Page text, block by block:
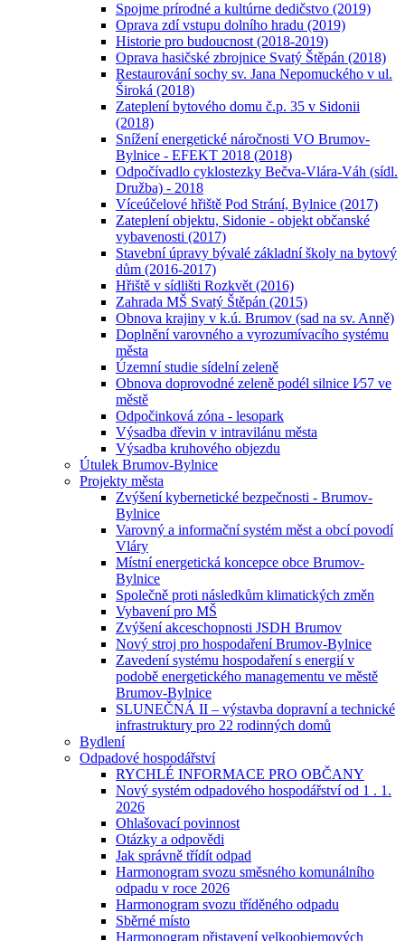
Spojme prírodné a kultúrne dedičstvo (2019)
Oprava zdí vstupu dolního hradu (2019)
Historie pro budoucnost (2018-2019)
Oprava hasičské zbrojnice Svatý Štěpán (2018)
Restaurování sochy sv. Jana Nepomuckého v ul.
Široká (2018)
Zateplení bytového domu č.p. 35 v Sidonii
(2018)
Snížení energetické náročnosti VO Brumov-
Bylnice - EFEKT 2018 (2018)
Odpočívadlo cyklostezky Bečva-Vlára-Váh (sídl.
Družba) - 2018
Víceúčelové hřiště Pod Strání, Bylnice (2017)
Zateplení objektu, Sidonie - objekt občanské
vybavenosti (2017)
Stavební úpravy bývalé základní školy na bytový
dům (2016-2017)
Hřiště v sídlišti Rozkvět (2016)
Zahrada MŠ Svatý Štěpán (2015)
Obnova krajiny v k.ú. Brumov (sad na sv. Anně)
Doplnění varovného a vyrozumívacího systému
města
Územní studie sídelní zeleně
Obnova doprovodné zeleně podél silnice I⁄57 ve
městě
Odpočinková zóna - lesopark
Výsadba dřevin v intravilánu města
Výsadba kruhového objezdu
Útulek Brumov-Bylnice
Projekty města
Zvýšení kybernetické bezpečnosti - Brumov-
Bylnice
Varovný a informační systém měst a obcí povodí
Vláry
Místní energetická koncepce obce Brumov-
Bylnice
Společně proti následkům klimatických změn
Vybavení pro MŠ
Zvýšení akceschopnosti JSDH Brumov
Nový stroj pro hospodaření Brumov-Bylnice
Zavedení systému hospodaření s energií v
podobě energetického managementu ve městě
Brumov-Bylnice
SLUNEČNÁ II – výstavba dopravní a technické
infrastruktury pro 22 rodinných domů
Bydlení
Odpadové hospodářství
RYCHLÉ INFORMACE PRO OBČANY
Nový systém odpadového hospodářství od 1 . 1.
2026
Ohlašovací povinnost
Otázky a odpovědi
Jak správně třídít odpad
Harmonogram svozu směsného komunálního
odpadu v roce 2026
Harmonogram svozu tříděného odpadu
Sběrné místo
Harmonogram přistavení velkoobjemových